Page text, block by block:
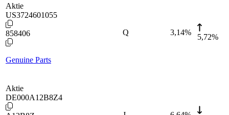
Aktie
US3724601055
858406
Genuine Parts
Q 3,14%
5,72%
Aktie
DE000A12B8Z4